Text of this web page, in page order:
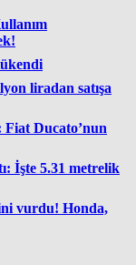
liradan satışa
Fiat Ducato’nun
İşte 5.31 metrelik
vurdu! Honda,